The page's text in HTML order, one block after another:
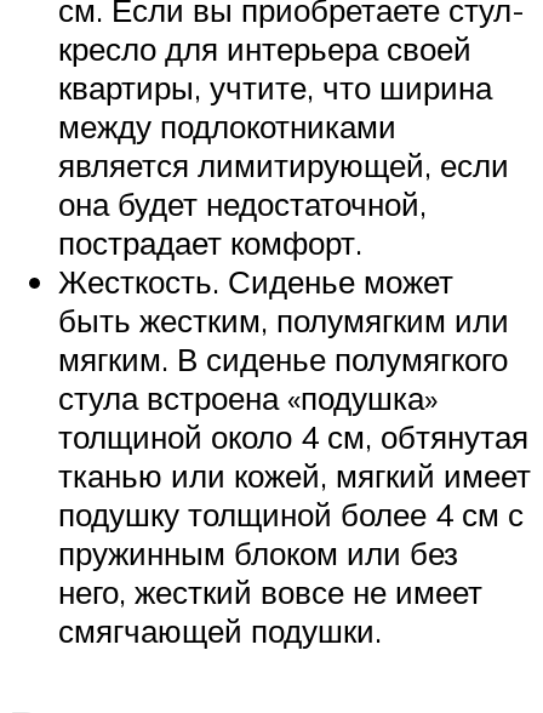
см. Если вы приобретаете стул-
кресло для интерьера своей
квартиры, учтите, что ширина
между подлокотниками
является лимитирующей, если
она будет недостаточной,
пострадает комфорт.
Жесткость. Сиденье может
быть жестким, полумягким или
мягким. В сиденье полумягкого
стула встроена «подушка»
толщиной около 4 см, обтянутая
тканью или кожей, мягкий имеет
подушку толщиной более 4 см с
пружинным блоком или без
него, жесткий вовсе не имеет
смягчающей подушки.